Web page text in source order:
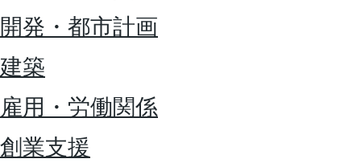
開発・都市計画
建築
雇用・労働関係
創業支援